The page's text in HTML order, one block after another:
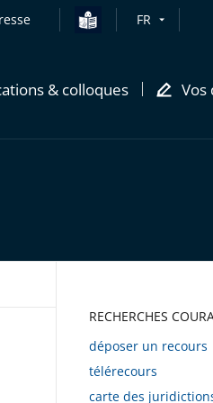
FR
& colloques Vos
RECHERCHES
déposer un recours
télérecours
carte des